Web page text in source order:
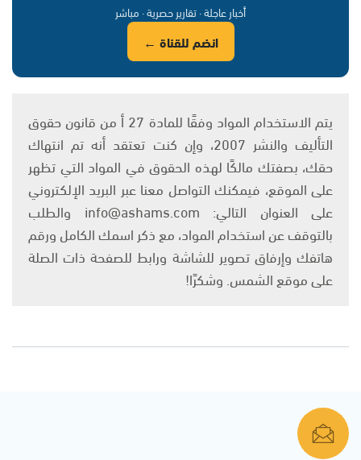
أخبار عاجلة · تقارير حصرية · مباشر
انضم للقناة ←
يتم الاستخدام المواد وفقًا للمادة 27 أ من قانون حقوق
التأليف والنشر 2007، وإن كنت تعتقد أنه تم انتهاك
حقك، بصفتك مالكًا لهذه الحقوق في المواد التي تظهر
على الموقع، فيمكنك التواصل معنا عبر البريد الإلكتروني
على العنوان التالي: info@ashams.com والطلب
بالتوقف عن استخدام المواد، مع ذكر اسمك الكامل ورقم
هاتفك وإرفاق تصوير للشاشة ورابط للصفحة ذات الصلة
على موقع الشمس. وشكرًا!